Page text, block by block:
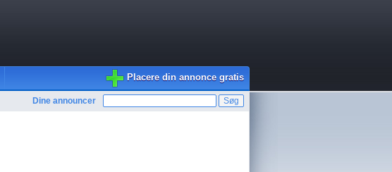
Placere din annonce gratis
Dine announcer